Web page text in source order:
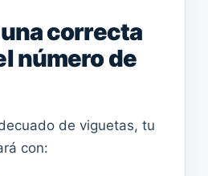
correcta
número de
de viguetas, tu
con: